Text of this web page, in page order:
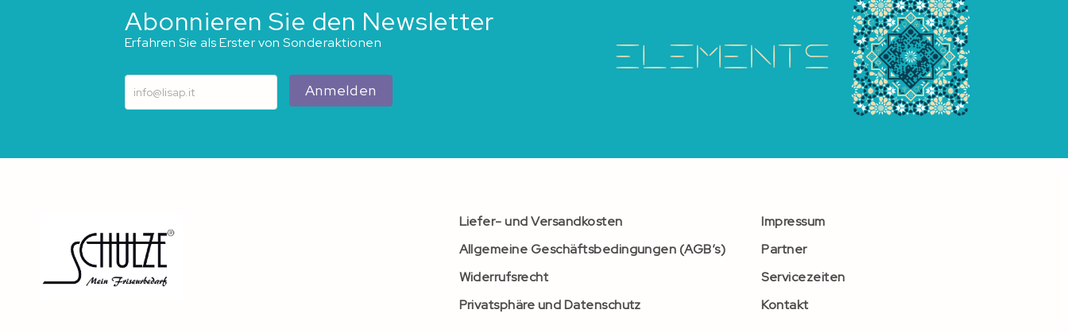
Abonnieren Sie den Newsletter
Erfahren Sie als Erster von Sonderaktionen
Anmelden
Liefer- und Versandkosten
Allgemeine Geschäftsbedingungen (AGB’s)
Widerrufsrecht
Privatsphäre und Datenschutz
Impressum
Partner
Servicezeiten
Kontakt